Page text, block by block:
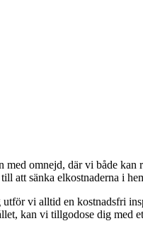
omnejd, där vi både
att sänka elkostnaderna i
vi alltid en kostnadsfri
kan vi tillgodose dig med